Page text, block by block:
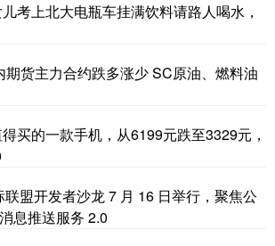
考上北大电瓶车挂满饮料请路人喝水，
期货主力合约跌多涨少 SC原油、燃料油
买的一款手机，从6199元跌至3329元，
盟开发者沙龙 7 月 16 日举行，聚焦公
息推送服务 2.0